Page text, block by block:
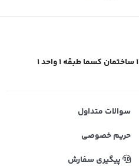
سوالات متداول
حریم خصوصی
پیگیری سفارش